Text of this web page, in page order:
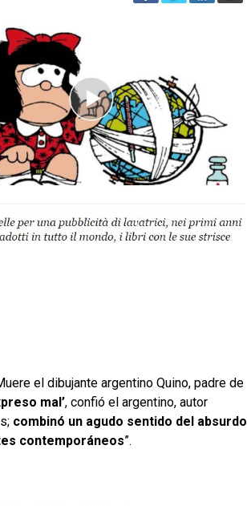
el dibujante argentino Quino, padre de
mal’, confió el argentino, autor
combinó un agudo sentido del absurdo
contemporáneos”.